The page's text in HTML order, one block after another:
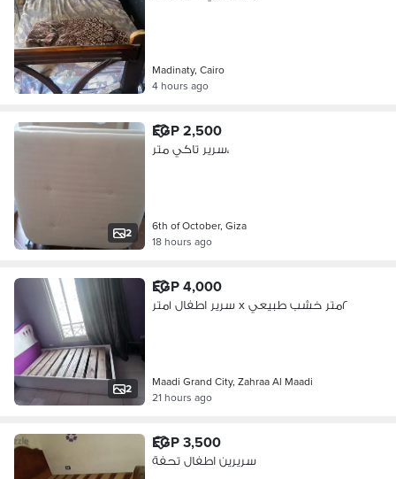
Madinaty, Cairo
4 hours ago
2
EGP 2,500
سرير تاكي متر،
6th of October, Giza
18 hours ago
2
EGP 4,000
سرير اطفال ١متر x ٢متر خشب طبيعي
Maadi Grand City, Zahraa Al Maadi
21 hours ago
EGP 3,500
سريرين اطفال تحفة